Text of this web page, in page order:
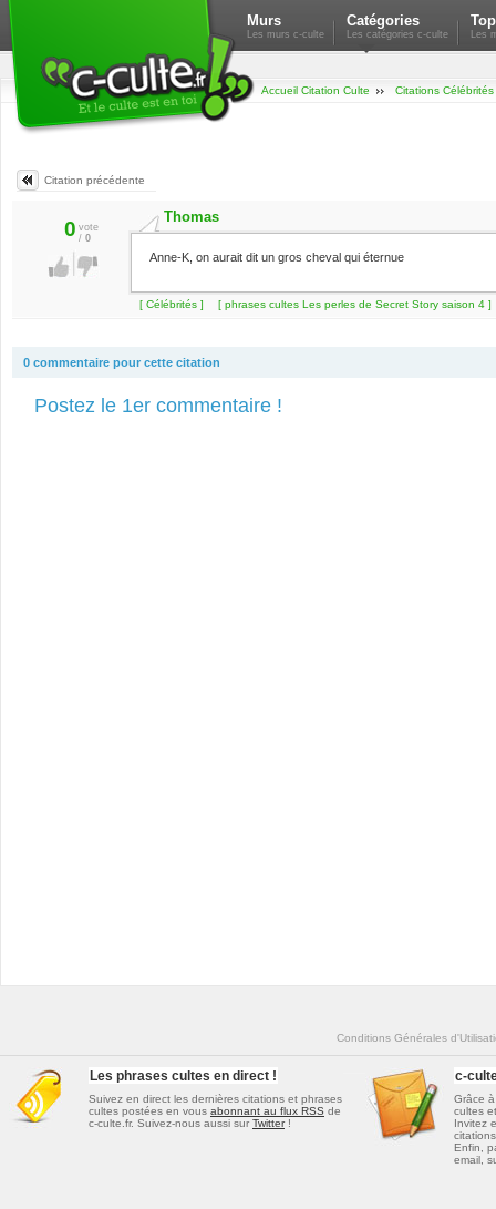
Murs
Les murs c-culte
Catégories
Les catégories c-culte Les
Accueil Citation Culte Citations Célébrités
Citation précédente
0 vote
/ 0
Thomas
Anne-K, on aurait dit un gros cheval qui éternue
[ Célébrités ] [ phrases cultes Les perles de Secret Story saison 4 ]
0 commentaire pour cette citation
Postez le 1er commentaire !
Conditions Générales
Les phrases cultes en direct !
Suivez en direct les dernières citations et phrases
cultes postées en vous abonnant au flux RSS de
c-culte.fr. Suivez-nous aussi sur Twitter!
c-
Grâce
cultes
Invitez
citations
Enfin,
email,